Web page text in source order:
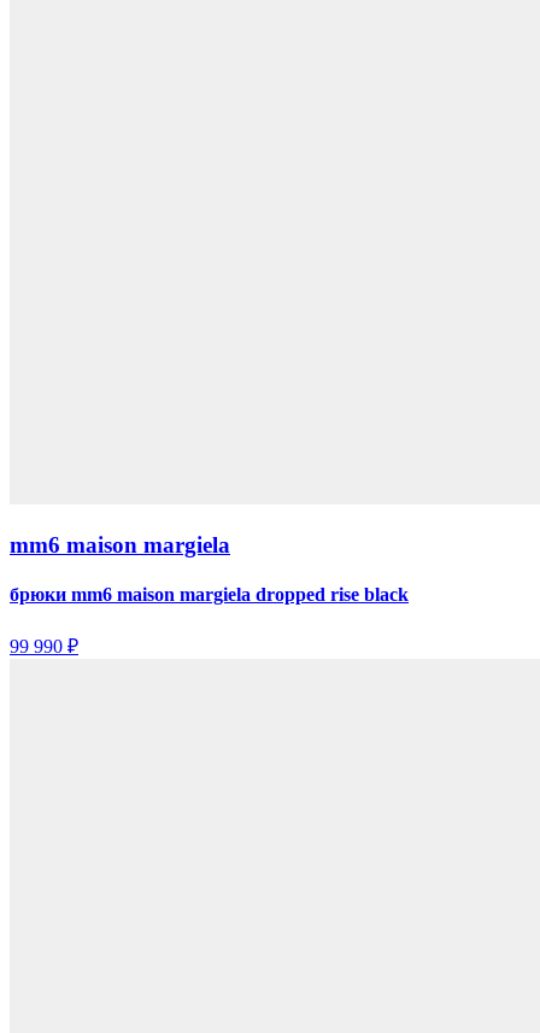
mm6 maison margiela
брюки mm6 maison margiela dropped rise black
99 990 ₽